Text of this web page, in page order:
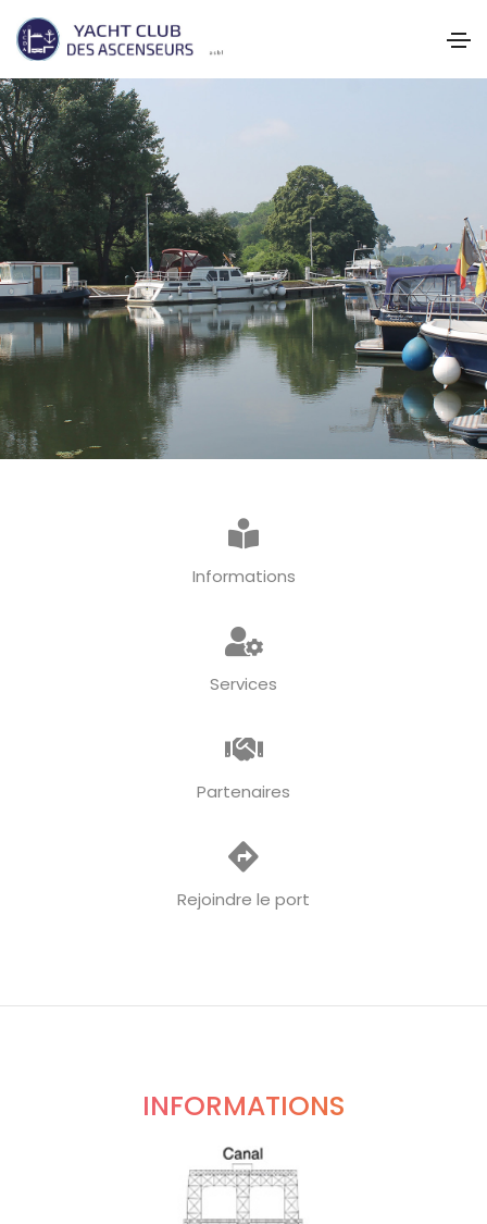
Informations
Services
Partenaires
Rejoindre le port
INFORMATIONS